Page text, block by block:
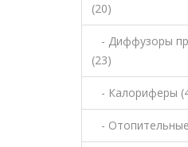
(20)
- Диффузоры
(23)
- Калориферы
-